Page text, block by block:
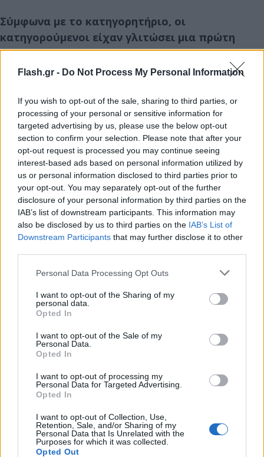
Flash.gr - Do Not Process My Personal Information
If you wish to opt-out of the sale, sharing to third parties, or
processing of your personal or sensitive information for
targeted advertising by us, please use the below opt-out
section to confirm your selection. Please note that after your
opt-out request is processed you may continue seeing
interest-based ads based on personal information utilized by
us or personal information disclosed to third parties prior to
your opt-out. You may separately opt-out of the further
disclosure of your personal information by third parties on the
IAB’s list of downstream participants. This information may
also be disclosed by us to third parties on the IAB’s List of
Downstream Participants that may further disclose it to other
Please note that this website/app uses one or more Google
not limited to your visit or usage behaviour. You may click to
grant or deny consent to Google and its third-party tags to
use your data for below specified purposes in below Google
consent section.
Personal Data Processing Opt Outs
I want to opt-out of the Sharing of my
personal data.
Opted In
I want to opt-out of the Sale of my
Personal Data.
Opted In
I want to opt-out of processing my
Personal Data for Targeted Advertising.
Opted In
I want to opt-out of Collection, Use,
Retention, Sale, and/or Sharing of my
Personal Data that Is Unrelated with the
Purposes for which it was collected.
Opted Out
Σύμφωνα με το κατηγορητήριο, οι
κατηγορούμενοι είχαν γλιτώσει μια πρώτη
δίωξη, όταν ένας γιατρός, που εξέτασε την
Χ.Κ.Γκ. όταν εκείνη ήταν 14 ετών, κατήγγειλε
σεξουαλικά.
Η νομοθεσία στην Τουρκία ορίζει ότι οι ανήλικοι
μπορούν να συνάψουν γάμο στην ηλικία των 16
ετών «κατ’ εξαίρεση» και με απόφαση του
δικαστηρίου ή στα 17 με τη συγκατάθεση των
γονιών τους.
Η Χ.Κ.Γκ. είχε παντρευτεί με θρησκευτικό γάμο,
Οργανώσεις για την προάσπιση των δικαιωμάτων
των γυναικών, που παρακολούθησαν τη δίκη,
κατήγγειλαν τις «παρανομίες» των θρησκευτικών